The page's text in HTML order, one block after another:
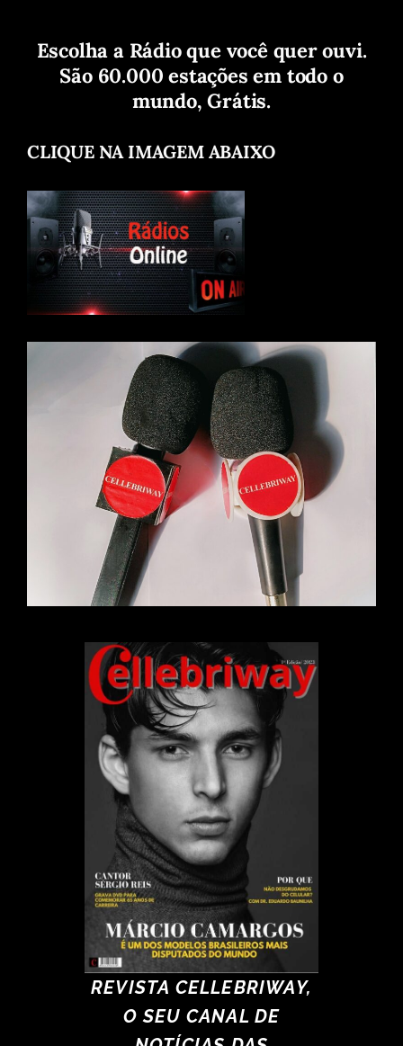
Escolha a Rádio que você quer ouvi.
São 60.000 estações em todo o
mundo, Grátis.
CLIQUE NA IMAGEM ABAIXO
REVISTA CELLEBRIWAY,
O SEU CANAL DE